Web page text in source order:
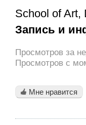
School of
Запись и
Просмотров за
Просмотров с
Мне нравится